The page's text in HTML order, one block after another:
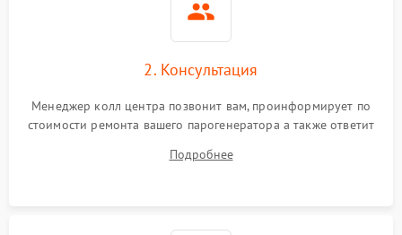
2. Консультация
Менеджер колл центра позвонит вам, проинформирует по
стоимости ремонта вашего парогенератора а также ответит
Подробнее